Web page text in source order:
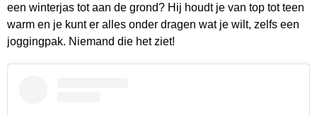
een winterjas tot aan de grond? Hij houdt je van top tot teen
warm en je kunt er alles onder dragen wat je wilt, zelfs een
joggingpak. Niemand die het ziet!